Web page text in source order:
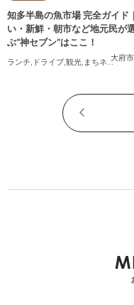
知多半島の魚市場 完全ガイド
い・新鮮・朝市など地元民が
ぶ“神セブン”はここ！
ランチ, ドライブ,観光, まちネタ ,連載